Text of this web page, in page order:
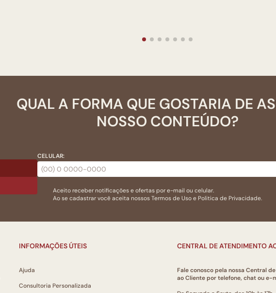
QUAL A FORMA QUE GOSTARIA DE
NOSSO CONTEÚDO?
CELULAR:
Aceito receber notificações e ofertas por e-mail ou celular.
Ao se cadastrar você aceita nossosTermos de Usoe Politica de Privacidade.
INFORMAÇÕES ÚTEIS
Ajuda
Consultoria Personalizada
CENTRAL DE ATENDIMENTO
Fale conosco pela nossa Central
ao Cliente por telefone, chat ou e-